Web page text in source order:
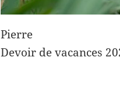
Pierre
Devoir de vacances